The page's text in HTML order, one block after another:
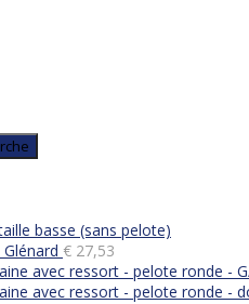
basse (sans pelote)
€ 27,53
avec ressort - pelote ronde -
avec ressort - pelote ronde -